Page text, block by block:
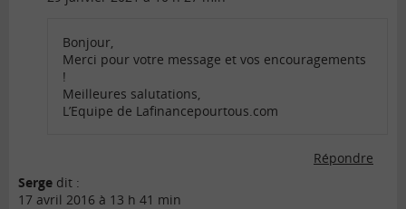
Bonjour,
Merci pour votre message et vos encouragements
!
Meilleures salutations,
L’Equipe de Lafinancepourtous.com
Répondre
Serge dit :
17 avril 2016 à 13 h 41 min